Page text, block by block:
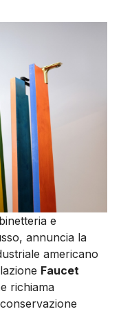
e
annuncia la
americano
Faucet
richiama